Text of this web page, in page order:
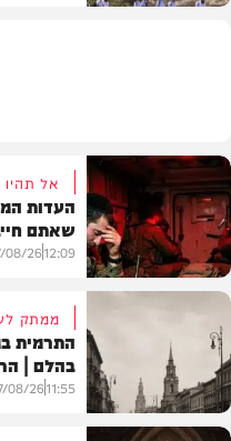
דעות
אל תהיו
העדות
שאתם
12:09
08/26
ממתק
התרמית
בהלם |
11:55
08/26